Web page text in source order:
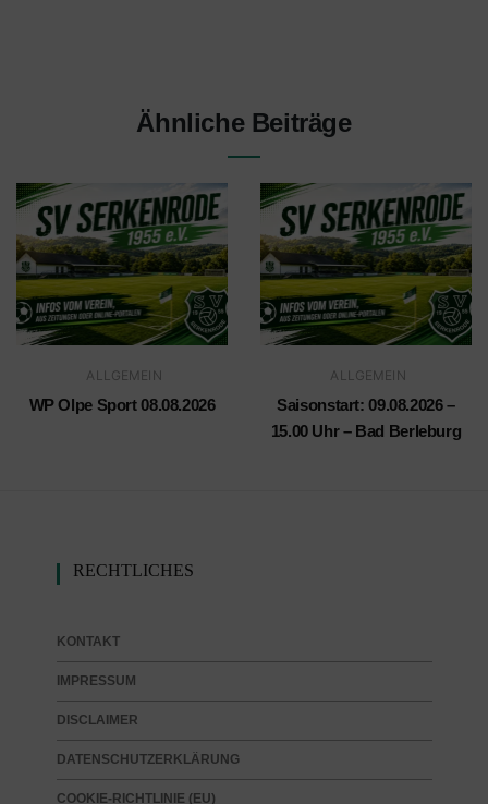
Ähnliche Beiträge
ALLGEMEIN
WP Olpe Sport 08.08.2026
ALLGEMEIN
Saisonstart: 09.08.2026 –
15.00 Uhr – Bad Berleburg
RECHTLICHES
KONTAKT
IMPRESSUM
DISCLAIMER
DATENSCHUTZERKLÄRUNG
COOKIE-RICHTLINIE (EU)